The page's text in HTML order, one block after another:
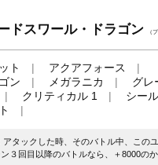
ドスワール・ドラゴン （
ト
アクアフォース
ン
メガラニカ
グレ
クリティカル 1
シー
アタックした時、そのバトル中、この
３回目以降のバトルなら、＋8000のか